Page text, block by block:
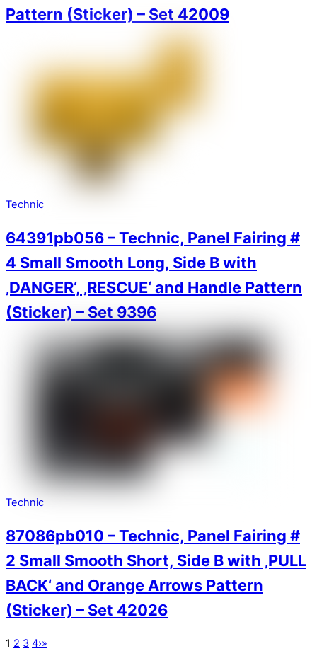
Pattern (Sticker) – Set 42009
Technic
64391pb056 – Technic, Panel Fairing #
4 Small Smooth Long, Side B with
‚DANGER‘, ‚RESCUE‘ and Handle Pattern
(Sticker) – Set 9396
Technic
87086pb010 – Technic, Panel Fairing #
2 Small Smooth Short, Side B with ‚PULL
BACK‘ and Orange Arrows Pattern
(Sticker) – Set 42026
1 2 3 4›»